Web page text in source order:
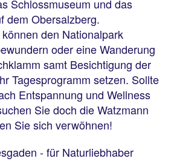
Schlossmuseum und das
dem Obersalzberg.
den Nationalpark
oder eine Wanderung
samt Besichtigung der
Tagesprogramm setzen. Sollte
Entspannung und Wellness
Sie doch die Watzmann
Sie sich verwöhnen!
- für Naturliebhaber